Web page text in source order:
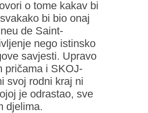
o tome kakav bi
bi bio onaj
de Saint-
nego istinsko
savjesti. Upravo
pričama i SKOJ-
svoj rodni kraj ni
je odrastao, sve
djelima.